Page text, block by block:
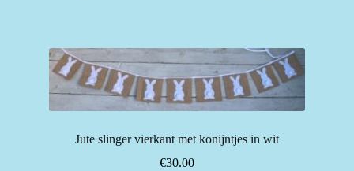
Jute slinger vierkant met konijntjes in wit
€30.00